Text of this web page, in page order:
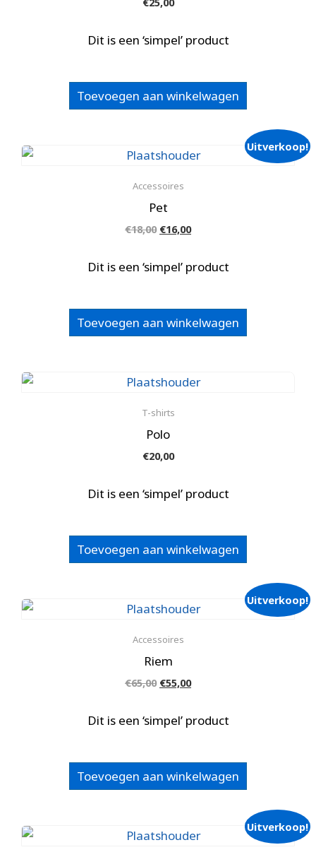
Dit is een ‘simpel’ product
Toevoegen aan winkelwagen
Uitverkoop!
Accessoires
Pet
€18,00 Oorspronkelijke
was:
€16,00Huidige
is:
Dit is een ‘simpel’ product
Toevoegen aan winkelwagen
T-shirts
Polo
€20,00
Dit is een ‘simpel’ product
Toevoegen aan winkelwagen
Uitverkoop!
Accessoires
Riem
€65,00 Oorspronkelijke
was:
€55,00Huidige
is:
Dit is een ‘simpel’ product
Toevoegen aan winkelwagen
Uitverkoop!